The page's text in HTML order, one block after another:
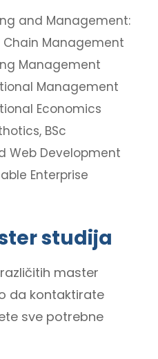
and Management:
Chain Management
Management
Management
Economics
BSc
Web Development
Enterprise
studija
master
da kontaktirate
sve potrebne